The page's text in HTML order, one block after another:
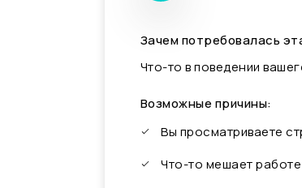
Зачем потребовалась
Что-то в поведении
Возможные причины:
Вы просматриваете
Что-то мешает